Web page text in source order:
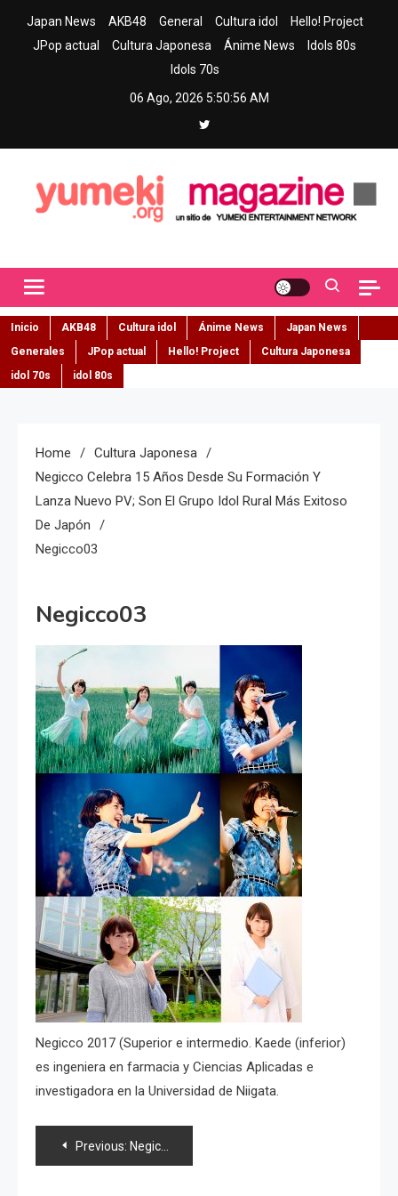
Japan News AKB48 General Cultura idol
Hello! Project
JPop actual
Cultura Japonesa Ánime News
Idols 80s
Idols 70s
06 Ago, 2026 5:50:57 AM
Inicio AKB48 Cultura idol Ánime News
Japan News
Generales
JPop actual Hello! Project
Cultura Japonesa
idol 70s
idol 80s
Home
Cultura Japonesa
Negicco Celebra 15 Años Desde Su Formación Y
Lanza Nuevo PV; Son El Grupo Idol Rural Más Exitoso
De Japón
Negicco03
Negicco03
Negicco 2017 (Superior e intermedio. Kaede (inferior)
es ingeniera en farmacia y Ciencias Aplicadas e
investigadora en la Universidad de Niigata.
Navegación
Previous: Negicco celebra 15 años desde su formación y lanza nuevo PV; son el grupo idol rural más exitoso de Japón